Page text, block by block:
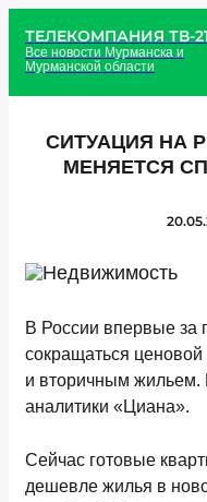
ТЕЛЕКОМПАНИЯ ТВ-21
Все новости Мурманска и
Мурманской области
СИТУАЦИЯ НА
МЕНЯЕТСЯ
В России впервые за
сокращаться
и вторичным жильем.
аналитики «Циана».
Сейчас готовые
дешевле жилья в